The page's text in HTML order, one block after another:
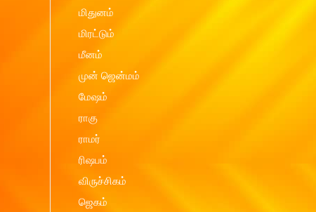
மிதுனம்
மிரட்டும்
மீனம்
முன் ஜென்மம்
மேஷம்
ராகு
ராமர்
ரிஷபம்
விருச்சிகம்
ஜெகம்